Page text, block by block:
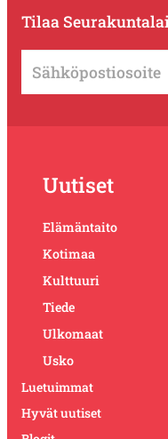
Tilaa
Uutiset
Elämäntaito
Kotimaa
Kulttuuri
Tiede
Ulkomaat
Usko
Luetuimmat
Hyvät uutiset